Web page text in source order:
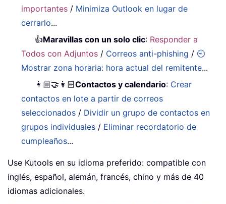
importantes / Minimiza Outlook en lugar de
cerrarlo...
👍Maravillas con un solo clic: Responder a
Todos con Adjuntos / Correos anti-phishing / 🕘
Mostrar zona horaria: hora actual del remitente...
👩🏼‍🤝‍👩🏻Contactos y calendario: Crear
contactos en lote a partir de correos
seleccionados / Dividir un grupo de contactos en
grupos individuales / Eliminar recordatorio de
cumpleaños...
Use Kutools en su idioma preferido: compatible con
inglés, español, alemán, francés, chino y más de 40
idiomas adicionales.